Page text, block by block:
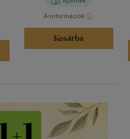
Árinformációk
Kosárba